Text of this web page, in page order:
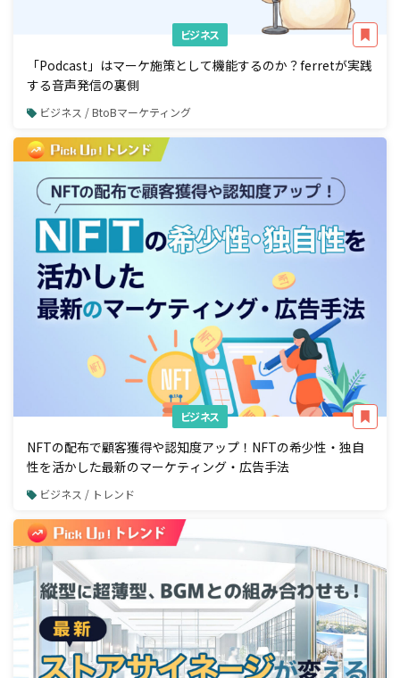
ビジネス
「Podcast」はマーケ施策として機能するのか？ferretが実践
する音声発信の裏側
ビジネス / BtoBマーケティング
ビジネス
NFTの配布で顧客獲得や認知度アップ！NFTの希少性・独自
性を活かした最新のマーケティング・広告手法
ビジネス / トレンド